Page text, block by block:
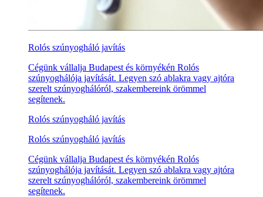
Rolós szúnyogháló javítás
Cégünk vállalja Budapest és környékén Rolós
szúnyoghálója javítását. Legyen szó ablakra vagy ajtóra
szerelt szúnyoghálóról, szakembereink örömmel
segítenek.
Rolós szúnyogháló javítás
Rolós szúnyogháló javítás
Cégünk vállalja Budapest és környékén Rolós
szúnyoghálója javítását. Legyen szó ablakra vagy ajtóra
szerelt szúnyoghálóról, szakembereink örömmel
segítenek.